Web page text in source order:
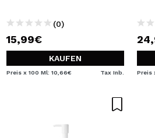
(0)
15,99€
KAUFEN
Preis x 100 Ml: 10,66€ Tax Inb. Preis